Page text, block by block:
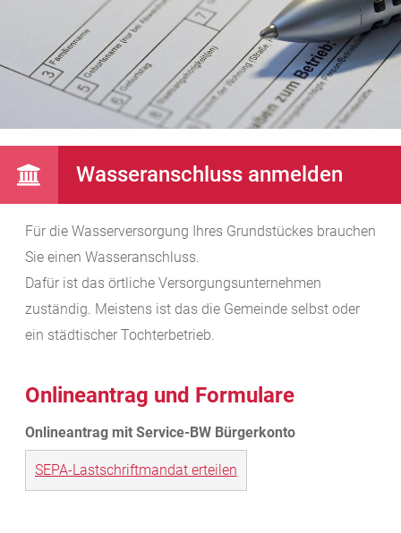
Wasseranschluss anmelden
Für die Wasserversorgung Ihres Grundstückes brauchen
Sie einen Wasseranschluss.
Dafür ist das örtliche Versorgungsunternehmen
zuständig. Meistens ist das die Gemeinde selbst oder
ein städtischer Tochterbetrieb.
Onlineantrag und Formulare
SEPA-Lastschriftmandat erteilen